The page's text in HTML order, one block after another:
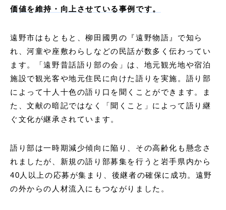
価値を維持・向上させている事例です。
遠野市はもともと、柳田國男の『遠野物語』で知ら
れ、河童や座敷わらしなどの民話が数多く伝わってい
ます。「遠野昔話語り部の会」は、地元観光地や宿泊
施設で観光客や地元住民に向けた語りを実施。語り部
によって十人十色の語り口を聞くことができます。ま
た、文献の暗記ではなく「聞くこと」によって語り継
ぐ文化が継承されています。
語り部は一時期減少傾向に陥り、その高齢化も懸念さ
れましたが、新規の語り部募集を行うと岩手県内から
40人以上の応募が集まり、後継者の確保に成功。遠野
の外からの人材流入にもつながりました。